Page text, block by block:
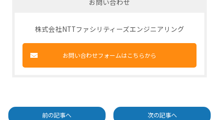
株式会社NTTファシリティーズエンジニアリング
お問い合わせフォームはこちらから
前の記事へ 次の記事へ